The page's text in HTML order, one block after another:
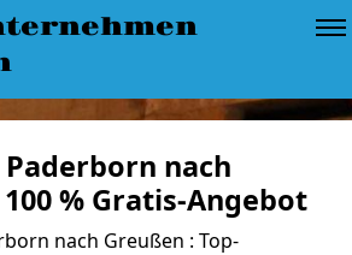
nach
% Gratis-Angebot
nach Greußen : Top-